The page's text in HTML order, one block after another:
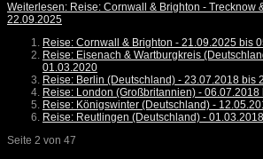
Weiterlesen: Reise: Cornwall & Brighton - Trecknow
22.09.2025
Reise: Cornwall & Brighton - 21.09.2025 bis
Reise: Eisenach & Wartburgkreis
01.03.2020
Reise: Berlin (Deutschland) - 23.07.2018 bis
Reise: London (Großbritannien) -
Reise: Königswinter (Deutschland) -
Reise: Reutlingen (Deutschland) -
Seite 2 von 47